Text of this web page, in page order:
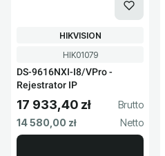
Kod produktu
HIK01079
DS-9616NXI-I8/VPro -
Rejestrator IP
PRODUCENT
HIKVISION
Cena brutto
17 933,40 zł
Cena netto
14 580,00 zł